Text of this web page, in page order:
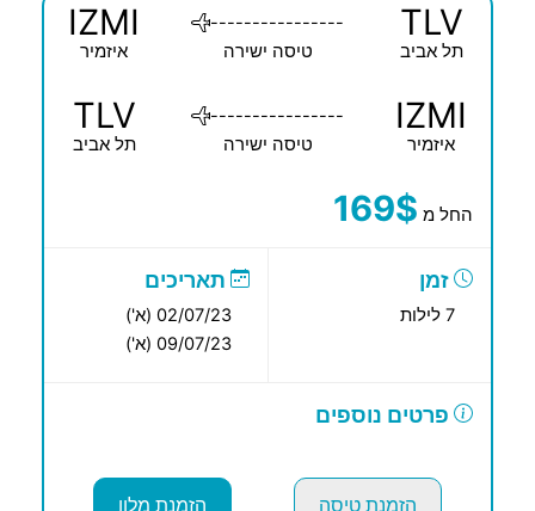
TLV
תל אביב
----------------
טיסה ישירה
IZMI
איזמיר
IZMI
איזמיר
----------------
טיסה ישירה
TLV
תל אביב
החל מ 169$
זמן
7 לילות
תאריכים
02/07/23 (א')
09/07/23 (א')
פרטים נוספים
הזמנת טיסה הזמנת מלון